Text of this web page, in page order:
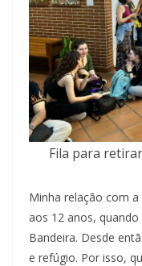
Fila para
Minha relação com
aos 12 anos, quando
Bandeira. Desde
e refúgio. Por isso,